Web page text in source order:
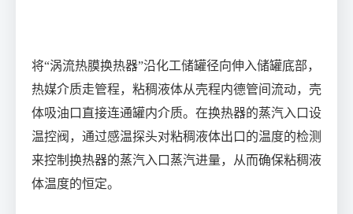
将“涡流热膜换热器”沿化工储罐径向伸入储罐底部，
热媒介质走管程，粘稠液体从壳程内德管间流动，壳
体吸油口直接连通罐内介质。在换热器的蒸汽入口设
温控阀，通过感温探头对粘稠液体出口的温度的检测
来控制换热器的蒸汽入口蒸汽进量，从而确保粘稠液
体温度的恒定。